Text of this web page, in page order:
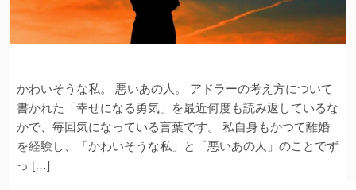
かわいそうな私。 悪いあの人。 アドラーの考え方について
書かれた「幸せになる勇気」を最近何度も読み返しているな
かで、毎回気になっている言葉です。 私自身もかつて離婚
を経験し、「かわいそうな私」と「悪いあの人」のことでず
っ […]